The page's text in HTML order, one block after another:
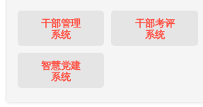
干部管理
系统
干部考评
系统
智慧党建
系统